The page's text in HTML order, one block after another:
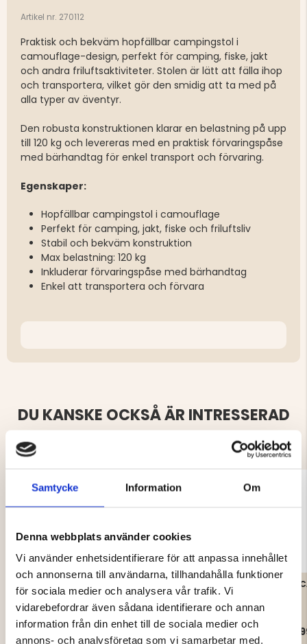
Samtycke Information Om
Denna webbplats använder cookies
Vi använder enhetsidentifierare för att anpassa innehållet
och annonserna till användarna, tillhandahålla funktioner
för sociala medier och analysera vår trafik. Vi
vidarebefordrar även sådana identifierare och annan
information från din enhet till de sociala medier och
annons- och analysföretag som vi samarbetar med.
Artikel nr. 270112
Praktisk och bekväm hopfällbar campingstol i
camouflage-design, perfekt för camping, fiske, jakt
och andra friluftsaktiviteter. Stolen är lätt att fälla ihop
och transportera, vilket gör den smidig att ta med på
alla typer av äventyr.
Den robusta konstruktionen klarar en belastning på upp
till 120 kg och levereras med en praktisk förvaringspåse
med bärhandtag för enkel transport och förvaring.
Egenskaper:
Hopfällbar campingstol i camouflage
Perfekt för camping, jakt, fiske och friluftsliv
Stabil och bekväm konstruktion
Max belastning: 120 kg
Inkluderar förvaringspåse med bärhandtag
Enkel att transportera och förvara
DU KANSKE OCKSÅ ÄR INTRESSERAD
299 kr
CAMPINGSET DUO
1 119 kr